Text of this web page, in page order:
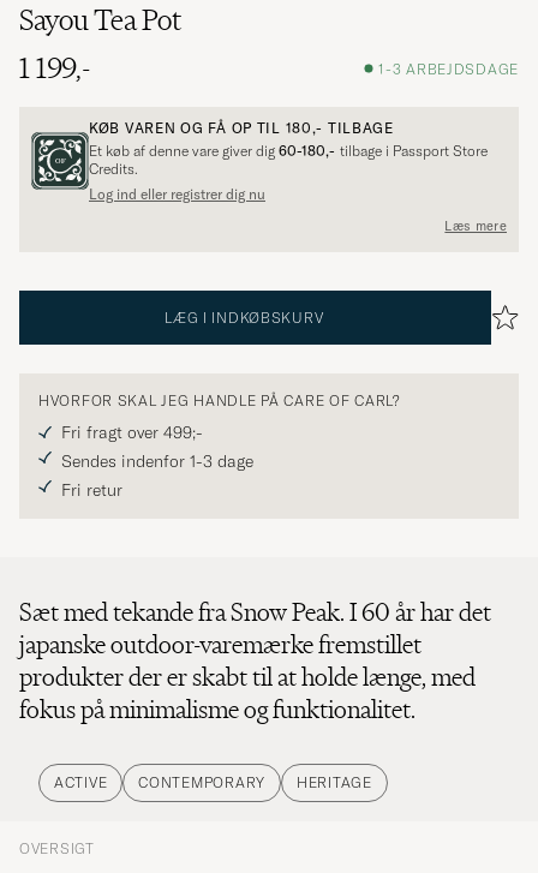
Sayou Tea Pot
1 199,-
1-3 ARBEJDSDAGE
KØB VAREN OG FÅ OP TIL 180,- TILBAGE
Et køb af denne vare giver dig 60-180,- tilbage i Passport Store
Credits.
Log ind eller registrer dig nu
Læs mere
LÆG I INDKØBSKURV
HVORFOR SKAL JEG HANDLE PÅ CARE OF CARL?
Fri fragt over 499;-
Sendes indenfor 1-3 dage
Fri retur
Sæt med tekande fra Snow Peak. I 60 år har det
japanske outdoor-varemærke fremstillet
produkter der er skabt til at holde længe, med
fokus på minimalisme og funktionalitet.
ACTIVE CONTEMPORARY HERITAGE
OVERSIGT